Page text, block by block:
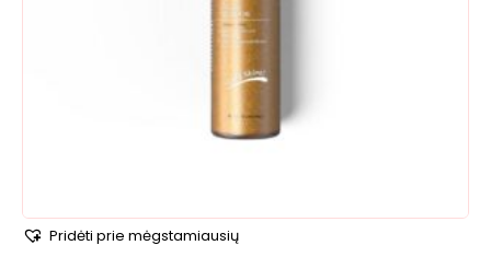
Pridėti prie mėgstamiausių